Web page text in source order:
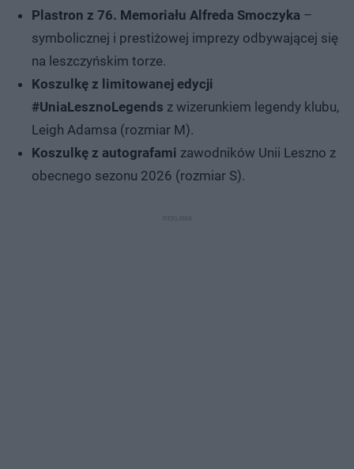
Plastron z 76. Memoriału Alfreda Smoczyka –
symbolicznej i prestiżowej imprezy odbywającej się
na leszczyńskim torze.
Koszulkę z limitowanej edycji
#UniaLesznoLegends z wizerunkiem legendy klubu,
Leigh Adamsa (rozmiar M).
Koszulkę z autografami zawodników Unii Leszno z
obecnego sezonu 2026 (rozmiar S).